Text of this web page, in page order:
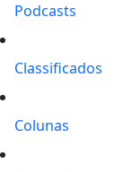
Podcasts
Classificados
Colunas